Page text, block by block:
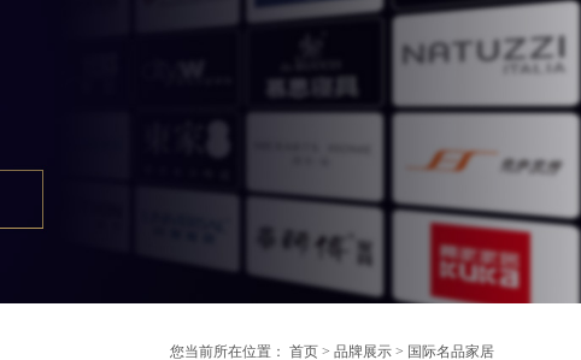
您当前所在位置： 首页 > 品牌展示 > 国际名品家居